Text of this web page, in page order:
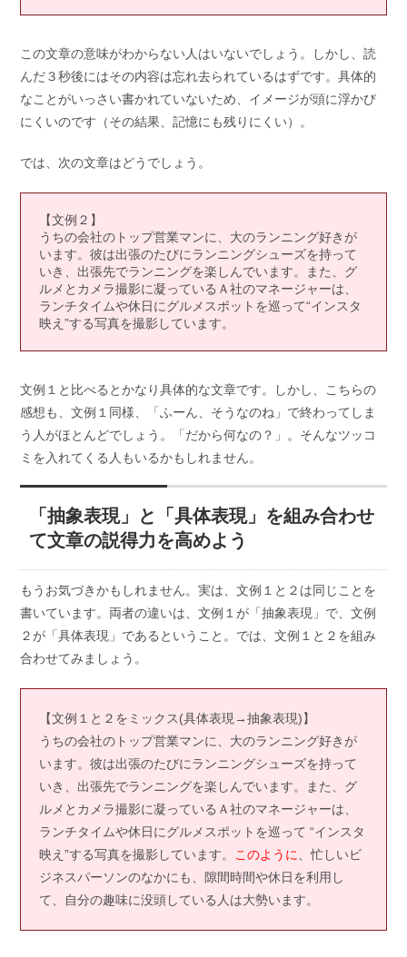
この文章の意味がわからない人はいないでしょう。しかし、読
んだ３秒後にはその内容は忘れ去られているはずです。具体的
なことがいっさい書かれていないため、イメージが頭に浮かび
にくいのです（その結果、記憶にも残りにくい）。
では、次の文章はどうでしょう。
【文例２】
うちの会社のトップ営業マンに、大のランニング好きが
います。彼は出張のたびにランニングシューズを持って
いき、出張先でランニングを楽しんでいます。また、グ
ルメとカメラ撮影に凝っているＡ社のマネージャーは、
ランチタイムや休日にグルメスポットを巡って“インスタ
映え”する写真を撮影しています。
文例１と比べるとかなり具体的な文章です。しかし、こちらの
感想も、文例１同様、「ふーん、そうなのね」で終わってしま
う人がほとんどでしょう。「だから何なの？」。そんなツッコ
ミを入れてくる人もいるかもしれません。
「抽象表現」と「具体表現」を組み合わせ
て文章の説得力を高めよう
もうお気づきかもしれません。実は、文例１と２は同じことを
書いています。両者の違いは、文例１が「抽象表現」で、文例
２が「具体表現」であるということ。では、文例１と２を組み
合わせてみましょう。
【文例１と２をミックス(具体表現→抽象表現)】
うちの会社のトップ営業マンに、大のランニング好きが
います。彼は出張のたびにランニングシューズを持って
いき、出張先でランニングを楽しんでいます。また、グ
ルメとカメラ撮影に凝っているＡ社のマネージャーは、
ランチタイムや休日にグルメスポットを巡って “インスタ
映え”する写真を撮影しています。
このように
、忙しいビ
ジネスパーソンのなかにも、隙間時間や休日を利用し
て、自分の趣味に没頭している人は大勢います。